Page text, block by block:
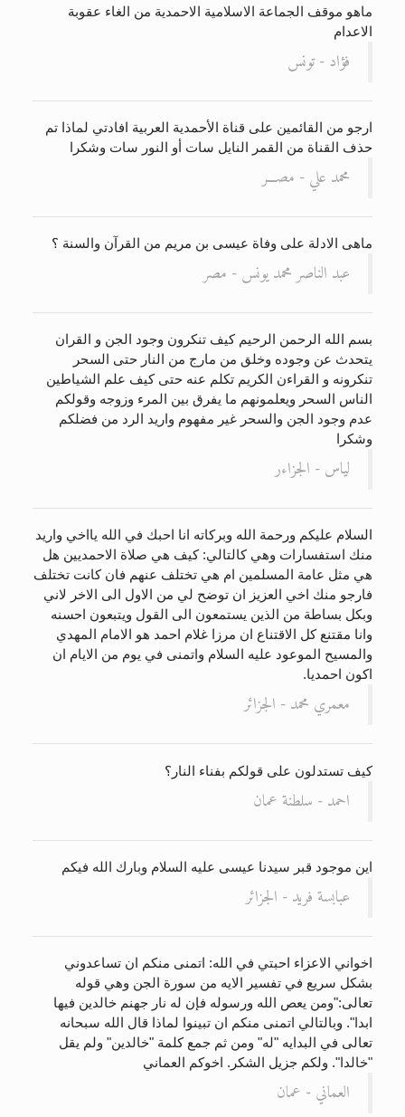
ماهو موقف الجماعة الاسلامية الاحمدية من الغاء عقوبة
الاعدام
فؤاد - تونس
ارجو من القائمين على قناة الأحمدية العربية افادتي لماذا تم
حذف القناة من القمر النايل سات أو النور سات وشكرا
محمد علي - مصـــر
ماهى الادلة على وفاة عيسى بن مريم من القرآن والسنة ؟
عبد الناصر محمد يونس - مصر
بسم الله الرحمن الرحيم كيف تنكرون وجود الجن و القران
يتحدث عن وجوده وخلق من مارج من النار حتى السحر
تنكرونه و القراءن الكريم تكلم عنه حتى كيف علم الشياطين
الناس السحر ويعلمونهم ما يفرق بين المرء وزوجه وقولكم
عدم وجود الجن والسحر غير مفهوم واريد الرد من فضلكم
وشكرا
لياس - الجزاءر
السلام عليكم ورحمة الله وبركاته انا احبك في الله يااخي واريد
منك استفسارات وهي كالتالي: كيف هي صلاة الاحمديين هل
هي مثل عامة المسلمين ام هي تختلف عنهم فان كانت تختلف
فارجو منك اخي العزيز ان توضح لي من الاول الى الاخر لاني
وبكل بساطة من الذين يستمعون الى القول ويتبعون احسنه
وانا مقتنع كل الاقتناع ان مرزا غلام احمد هو الامام المهدي
والمسيح الموعود عليه السلام واتمنى في يوم من الايام ان
اكون احمديا.
معمري محمد - الجزائر
كيف تستدلون على قولكم بفناء النار؟
احمد - سلطنة عمان
اين موجود قبر سيدنا عيسى عليه السلام وبارك الله فيكم
عبابسة فريد - الجزائر
اخواني الاعزاء احبتي في الله: اتمنى منكم ان تساعدوني
بشكل سريع في تفسير الايه من سورة الجن وهي قوله
تعالى:"ومن يعص الله ورسوله فإن له نار جهنم خالدين فيها
ابدا". وبالتالي اتمنى منكم ان تبينوا لماذا قال الله سبحانه
تعالى في البدايه "له" ومن ثم جمع كلمة "خالدين" ولم يقل
"خالدا". ولكم جزيل الشكر. اخوكم العماني
العماني - عمان